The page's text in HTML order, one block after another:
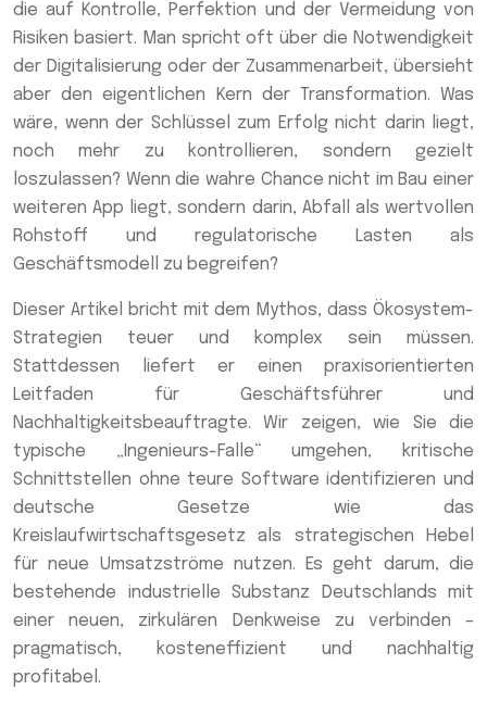
die auf Kontrolle, Perfektion und der Vermeidung von
Risiken basiert. Man spricht oft über die Notwendigkeit
der Digitalisierung oder der Zusammenarbeit, übersieht
aber den eigentlichen Kern der Transformation. Was
wäre, wenn der Schlüssel zum Erfolg nicht darin liegt,
noch mehr zu kontrollieren, sondern gezielt
loszulassen? Wenn die wahre Chance nicht im Bau einer
weiteren App liegt, sondern darin, Abfall als wertvollen
Rohstoff und regulatorische Lasten als
Geschäftsmodell zu begreifen?
Dieser Artikel bricht mit dem Mythos, dass Ökosystem-
Strategien teuer und komplex sein müssen.
Stattdessen liefert er einen praxisorientierten
Leitfaden für Geschäftsführer und
Nachhaltigkeitsbeauftragte. Wir zeigen, wie Sie die
typische „Ingenieurs-Falle“ umgehen, kritische
Schnittstellen ohne teure Software identifizieren und
deutsche Gesetze wie das
Kreislaufwirtschaftsgesetz als strategischen Hebel
für neue Umsatzströme nutzen. Es geht darum, die
bestehende industrielle Substanz Deutschlands mit
einer neuen, zirkulären Denkweise zu verbinden –
pragmatisch, kosteneffizient und nachhaltig
profitabel.